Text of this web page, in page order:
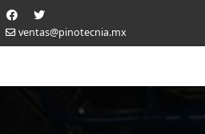
ventas@pinotecnia.mx